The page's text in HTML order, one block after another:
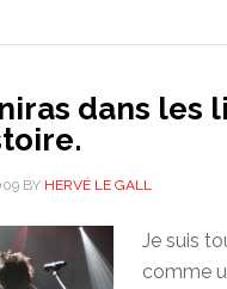
dans les
BY HERVÉ LE GALL
Je suis
comme